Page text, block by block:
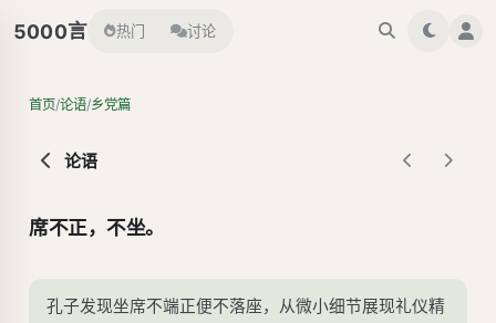
5000言 热门 讨论
首页/论语/乡党篇
论语
席不正，不坐。
孔子发现坐席不端正便不落座，从微小细节展现礼仪精